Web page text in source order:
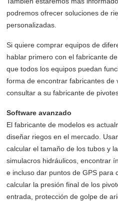
podremos ofrecer soluciones de
personalizadas.
Si quiere comprar equipos de
hablar primero con el fabricante
que todos los equipos puedan
forma de encontrar fabricantes de
consultar a su fabricante de
Software avanzado
El fabricante de modelos es
diseñar riegos en el mercado.
calcular el tamaño de los tubos y
simulacros hidráulicos, encontrar
e incluso dar puntos de GPS para
calcular la presión final de los
entrada, protección de golpe de